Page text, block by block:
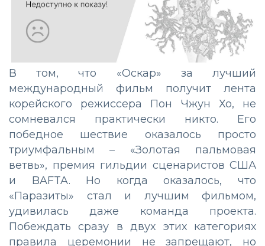
В том, что «Оскар» за лучший
международный фильм получит лента
корейского режиссера Пон Чжун Хо, не
сомневался практически никто. Его
победное шествие оказалось просто
триумфальным – «Золотая пальмовая
ветвь», премия гильдии сценаристов США
и BAFTA. Но когда оказалось, что
«Паразиты» стал и лучшим фильмом,
удивилась даже команда проекта.
Побеждать сразу в двух этих категориях
правила церемонии не запрещают, но